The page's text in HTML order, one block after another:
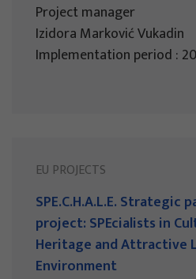
Project manager
Izidora Marković Vukadin
Implementation period :
EU PROJECTS
SPE.C.H.A.L.E. Strategic
project: SPEcialists in
Heritage and Attractive
Environment